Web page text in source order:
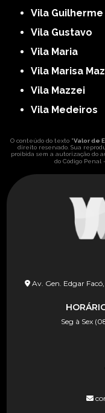
Vila Guilherme
Vila Gustavo
Vila Maria
Vila Marisa
Vila Mazzei
Vila Medeiros
O conteúdo do texto "Valor de
direito reservado. Sua
proibida sem a autorização do
do Código Penal
Av. Gen. Edgar
Seg à Sex